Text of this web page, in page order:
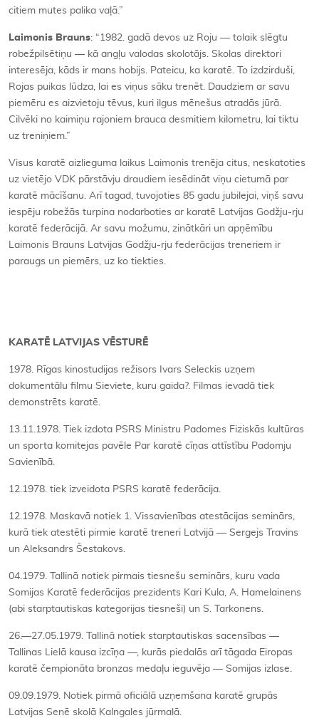
citiem mutes palika vaļā.”
Laimonis Brauns: “1982. gadā devos uz Roju — tolaik slēgtu
robežpilsētiņu — kā angļu valodas skolotājs. Skolas direktori
interesēja, kāds ir mans hobijs. Pateicu, ka karatē. To izdzirduši,
Rojas puikas lūdza, lai es viņus sāku trenēt. Daudziem ar savu
piemēru es aizvietoju tēvus, kuri ilgus mēnešus atradās jūrā.
Cilvēki no kaimiņu rajoniem brauca desmitiem kilometru, lai tiktu
uz treniņiem.”
Visus karatē aizlieguma laikus Laimonis trenēja citus, neskatoties
uz vietējo VDK pārstāvju draudiem iesēdināt viņu cietumā par
karatē mācīšanu. Arī tagad, tuvojoties 85 gadu jubilejai, viņš savu
iespēju robežās turpina nodarboties ar karatē Latvijas Godžju-rju
karatē federācijā. Ar savu možumu, zinātkāri un apņēmību
Laimonis Brauns Latvijas Godžju-rju federācijas treneriem ir
paraugs un piemērs, uz ko tiekties.
KARATĒ LATVIJAS VĒSTURĒ
1978. Rīgas kinostudijas režisors Ivars Seleckis uzņem
dokumentālu filmu Sieviete, kuru gaida?. Filmas ievadā tiek
demonstrēts karatē.
13.11.1978. Tiek izdota PSRS Ministru Padomes Fiziskās kultūras
un sporta komitejas pavēle Par karatē cīņas attīstību Padomju
Savienībā.
12.1978. tiek izveidota PSRS karatē federācija.
12.1978. Maskavā notiek 1. Vissavienības atestācijas seminārs,
kurā tiek atestēti pirmie karatē treneri Latvijā — Sergejs Travins
un Aleksandrs Šestakovs.
04.1979. Tallinā notiek pirmais tiesnešu seminārs, kuru vada
Somijas Karatē federācijas prezidents Kari Kula, A. Hamelainens
(abi starptautiskas kategorijas tiesneši) un S. Tarkonens.
26.—27.05.1979. Tallinā notiek starptautiskas sacensības —
Tallinas Lielā kausa izcīņa —, kurās piedalās arī tāgada Eiropas
karatē čempionāta bronzas medaļu ieguvēja — Somijas izlase.
09.09.1979. Notiek pirmā oficiālā uzņemšana karatē grupās
Latvijas Senē skolā Kalngales jūrmalā.